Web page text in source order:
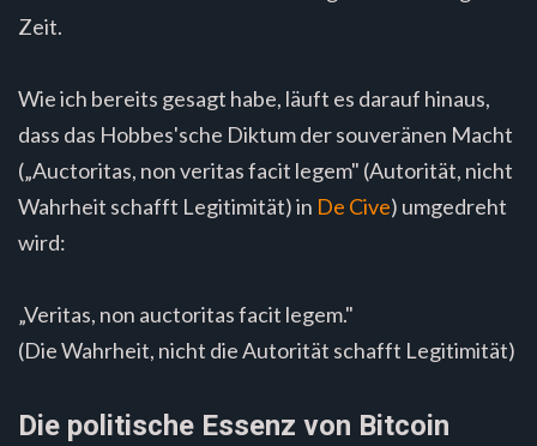
Zeit.
Wie ich bereits gesagt habe, läuft es darauf hinaus,
dass das Hobbes'sche Diktum der souveränen Macht
(„Auctoritas, non veritas facit legem" (Autorität, nicht
Wahrheit schafft Legitimität) in De Cive) umgedreht
wird:
„Veritas, non auctoritas facit legem."
(Die Wahrheit, nicht die Autorität schafft Legitimität)
Die politische Essenz von Bitcoin